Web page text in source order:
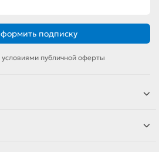
подписку
условиями публичной оферты